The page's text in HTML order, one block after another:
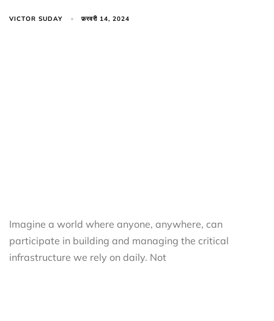
VICTOR SUDAY फ़रवरी 14, 2024
Imagine a world where anyone, anywhere, can
participate in building and managing the critical
infrastructure we rely on daily. Not